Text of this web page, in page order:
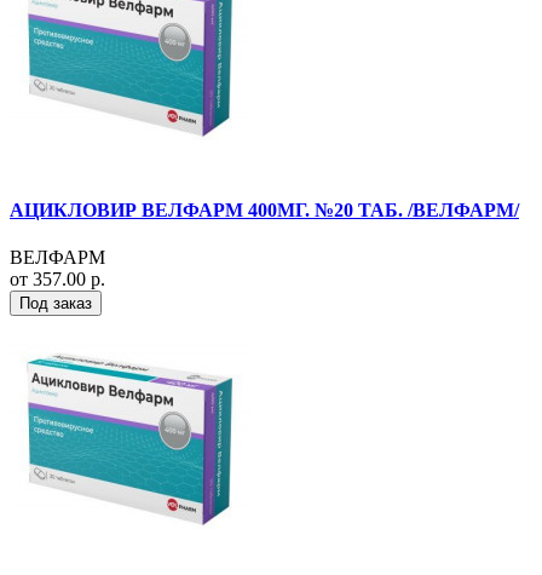
АЦИКЛОВИР ВЕЛФАРМ 400МГ. №20 ТАБ. /ВЕЛФАРМ/
ВЕЛФАРМ
от 357.00 р.
Под заказ